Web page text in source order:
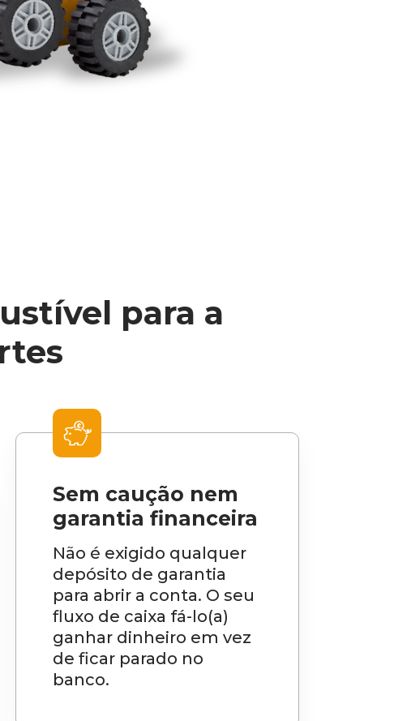
para a
Sem caução nem
garantia financeira
Não é exigido qualquer
depósito de garantia
para abrir a conta. O seu
fluxo de caixa fá-lo(a)
ganhar dinheiro em vez
de ficar parado no
banco.